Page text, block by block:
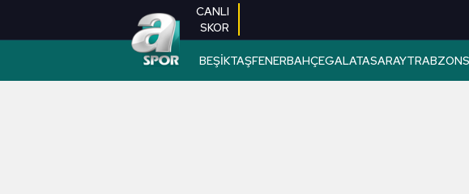
CANLI
SKOR
BEŞİKTAŞFENERBAHÇEGALATASARAY